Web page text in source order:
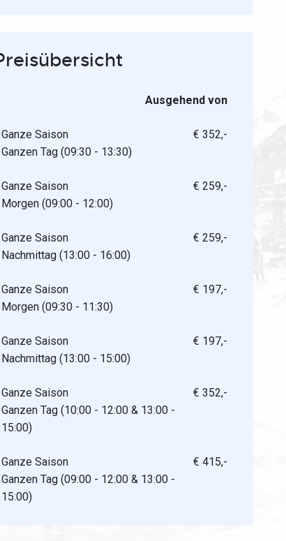
Ausgehend von
Ganze Saison
Ganzen Tag (09:30 - 13:30)
€ 352,-
Ganze Saison
Morgen (09:00 - 12:00)
€ 259,-
Ganze Saison
Nachmittag (13:00 - 16:00)
€ 259,-
Ganze Saison
Morgen (09:30 - 11:30)
€ 197,-
Ganze Saison
Nachmittag (13:00 - 15:00)
€ 197,-
Ganze Saison
Ganzen Tag (10:00 - 12:00 & 13:00 -
15:00)
€ 352,-
Ganze Saison
Ganzen Tag (09:00 - 12:00 & 13:00 -
15:00)
€ 415,-